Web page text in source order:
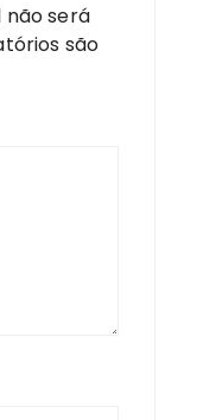
não será
são